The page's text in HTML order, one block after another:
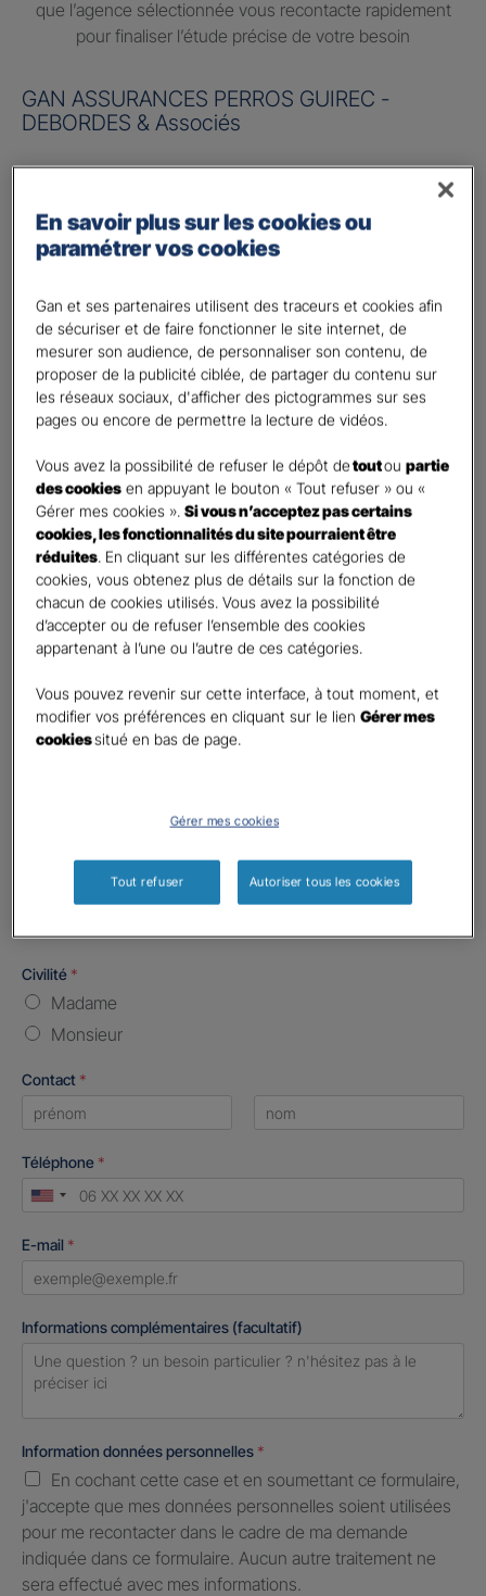
que l’agence sélectionnée vous recontacte rapidement
pour finaliser l’étude précise de votre besoin
GAN ASSURANCES PERROS GUIREC -
DEBORDES & Associés
Nom de société (Raison sociale)*
Nombre de caractères restants : 50 caractères restants
Activité*
Indiquez l'activité professionnelle de votre entreprise
Nombre de caractères restants :9 caractères restants
Indiquez un montant annuel en euro, même approximatif.
La limite est de 9 caractères. Caractères restants : 9.
Code postal du risque*
Nombre de caractères restants :5 caractères restants
La limite est de 5 caractères. Caractères restants : 5.
Responsabilité Civile
Batiment / Local commercial
Vos informations :
Oui
Civilité *
Madame
Monsieur
Contact *
Téléphone *
United
+1
E-mail *
Informations complémentaires (facultatif)
Information données personnelles *
En cochant cette case et en soumettant ce formulaire,
j'accepte que mes données personnelles soient utilisées
pour me recontacter dans le cadre de ma demande
indiquée dans ce formulaire. Aucun autre traitement ne
sera effectué avec mes informations.
En savoir plus sur les cookies ou
paramétrer vos cookies
Gan et ses partenaires utilisent des traceurs et cookies afin
de sécuriser et de faire fonctionner le site internet, de
mesurer son audience, de personnaliser son contenu, de
proposer de la publicité ciblée, de partager du contenu sur
les réseaux sociaux, d'afficher des pictogrammes sur ses
pages ou encore de permettre la lecture de vidéos.
Vous avez la possibilité de refuser le dépôt detoutoupartie
des cookies en appuyant le bouton « Tout refuser » ou «
Gérer mes cookies ».Si vous n’acceptez pas certains
cookies, les fonctionnalités du site pourraient être
réduites . En cliquant sur les différentes catégories de
cookies, vous obtenez plus de détails sur la fonction de
chacun de cookies utilisés. Vous avez la possibilité
d’accepter ou de refuser l’ensemble des cookies
appartenant à l’une ou l’autre de ces catégories.
Vous pouvez revenir sur cette interface, à tout moment, et
modifier vos préférences en cliquant sur le lienGérer mes
cookiessitué en bas de page.
Gérer mes cookies
Tout refuser Autoriser tous les cookies